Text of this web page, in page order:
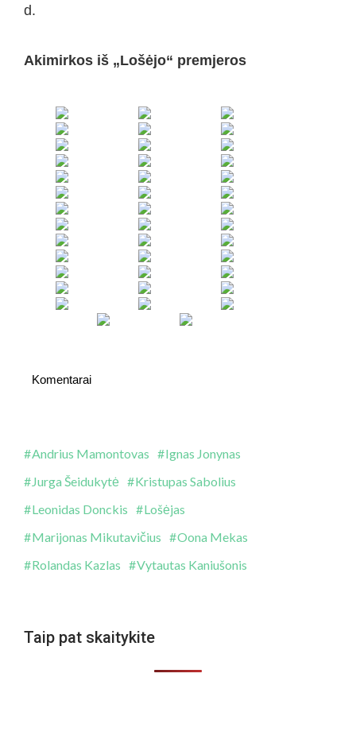
d.
Akimirkos iš „Lošėjo“ premjeros
Komentarai
Andrius Mamontovas
Ignas Jonynas
Jurga Šeidukytė
Kristupas Sabolius
Leonidas Donckis
Lošėjas
Marijonas Mikutavičius
Oona Mekas
Rolandas Kazlas
Vytautas Kaniušonis
Taip pat skaitykite